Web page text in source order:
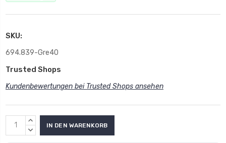
SKU:
694.839-Gre40
Trusted Shops
Kundenbewertungen bei Trusted Shops ansehen
MENGE
ERHÖHEN:
MENGE